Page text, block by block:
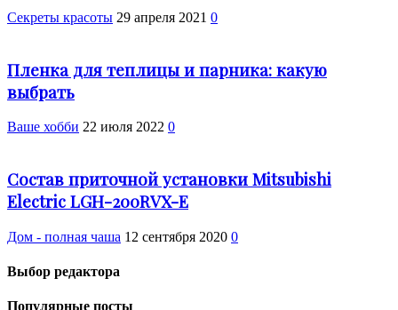
Секреты красоты 29 апреля 2021 0
Пленка для теплицы и парника: какую
выбрать
Ваше хобби 22 июля 2022 0
Состав приточной установки Mitsubishi
Electric LGH-200RVX-E
Дом - полная чаша 12 сентября 2020 0
Выбор редактора
Популярные посты